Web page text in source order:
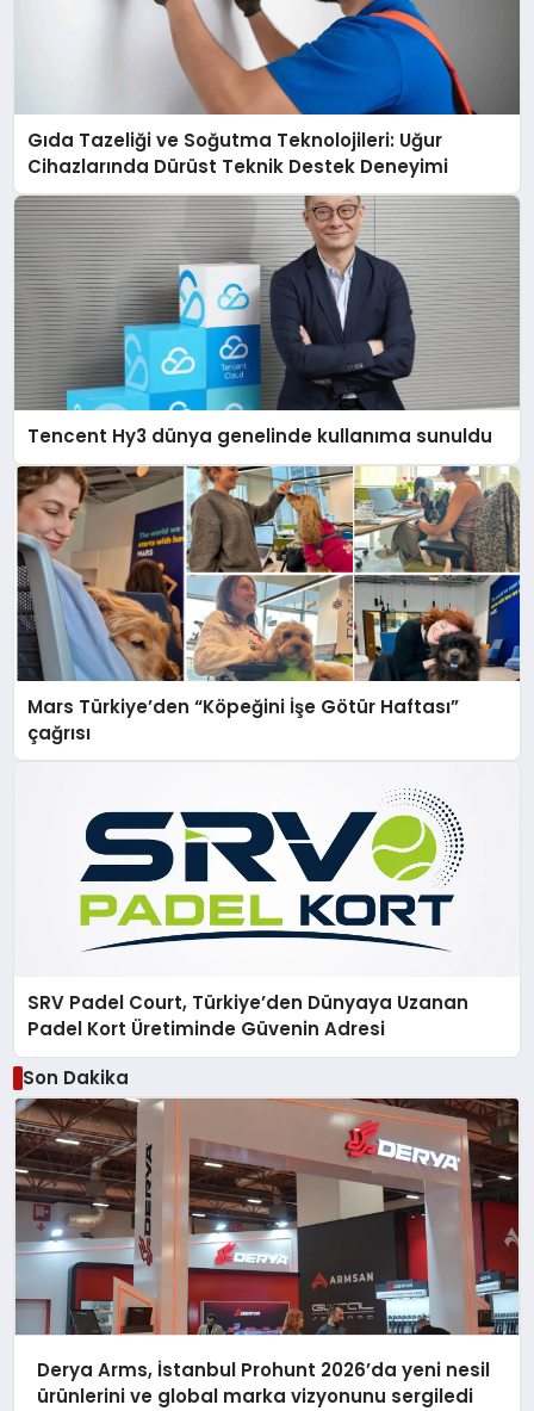
Gıda Tazeliği ve Soğutma Teknolojileri: Uğur
Cihazlarında Dürüst Teknik Destek Deneyimi
Tencent Hy3 dünya genelinde kullanıma sunuldu
Mars Türkiye’den “Köpeğini İşe Götür Haftası”
çağrısı
SRV Padel Court, Türkiye’den Dünyaya Uzanan
Padel Kort Üretiminde Güvenin Adresi
Son Dakika
Derya Arms, İstanbul Prohunt 2026’da yeni nesil
ürünlerini ve global marka vizyonunu sergiledi